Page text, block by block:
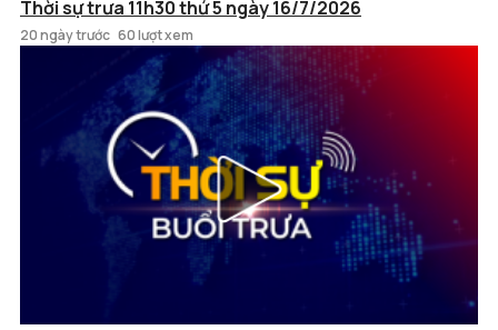
Thời sự trưa 11h30 thứ 5 ngày 16/7/2026
20 ngày trước 60 lượt xem